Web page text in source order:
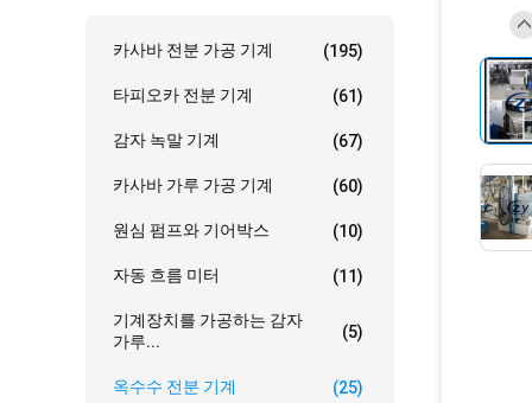
카사바 전분 가공 기계 (195)
타피오카 전분 기계 (61)
감자 녹말 기계 (67)
카사바 가루 가공 기계 (60)
원심 펌프와 기어박스 (10)
자동 흐름 미터 (11)
기계장치를 가공하는 감자
가루...
(5)
옥수수 전분 기계 (25)